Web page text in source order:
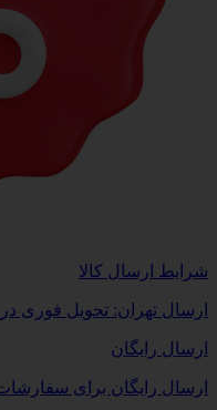
شرایط ارسال کالا
ارسال تهران: تحویل فوری
ارسال رایگان
ارسال رایگان برای سفارشات بالای 2